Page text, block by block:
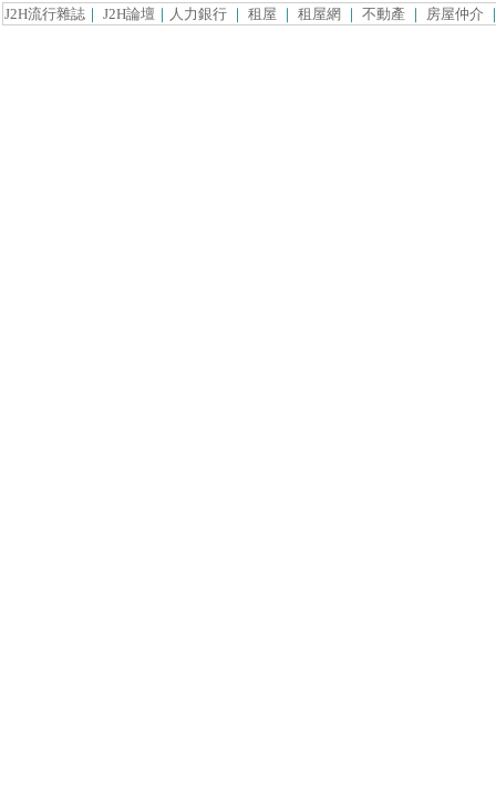
J2H流行雜誌 ｜ J2H論壇 ｜ 人力銀行 ｜ 租屋 ｜ 租屋網 ｜ 不動產 ｜ 房屋仲介